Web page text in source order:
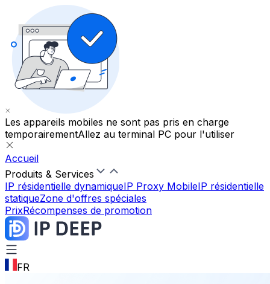
Les appareils mobiles ne sont pas pris en charge
temporairementAllez au terminal PC pour l'utiliser
Accueil
Produits & Services
IP résidentielle dynamiqueIP Proxy MobileIP résidentielle
statiqueZone d'offres spéciales
PrixRécompenses de promotion
FR